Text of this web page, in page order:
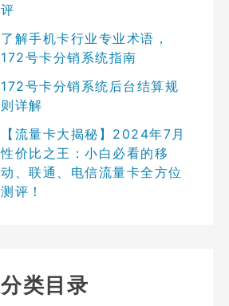
评
了解手机卡行业专业术语，
172号卡分销系统指南
172号卡分销系统后台结算规
则详解
【流量卡大揭秘】2024年7月
性价比之王：小白必看的移
动、联通、电信流量卡全方位
测评！
分类目录